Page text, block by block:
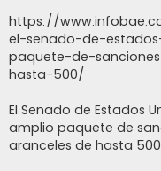
https://
el-senado-de-
paquete-de-
hasta-500/
El Senado de Estados
amplio paquete de
aranceles de hasta